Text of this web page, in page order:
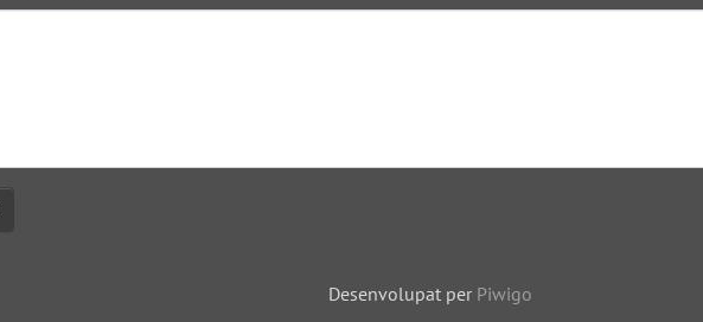
Desenvolupat per Piwigo